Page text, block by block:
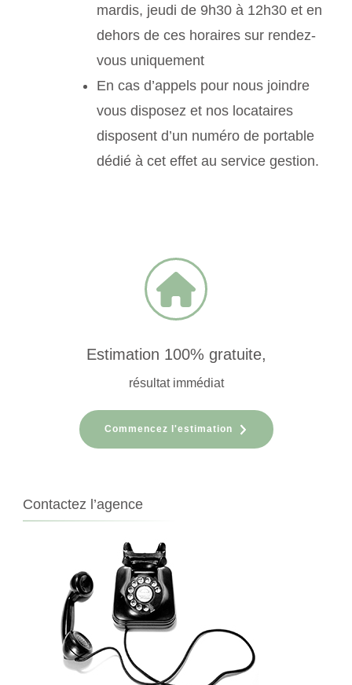
mardis, jeudi de 9h30 à 12h30 et en
dehors de ces horaires sur rendez-
vous uniquement
En cas d’appels pour nous joindre
vous disposez et nos locataires
disposent d’un numéro de portable
dédié à cet effet au service gestion.
Estimation 100% gratuite,
résultat immédiat
Commencez l'estimation
Contactez l’agence